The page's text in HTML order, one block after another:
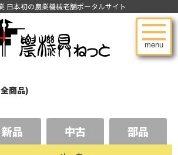
menu
日本初の農業機械老舗ポータルサイト
商品)
新品 中古 部品